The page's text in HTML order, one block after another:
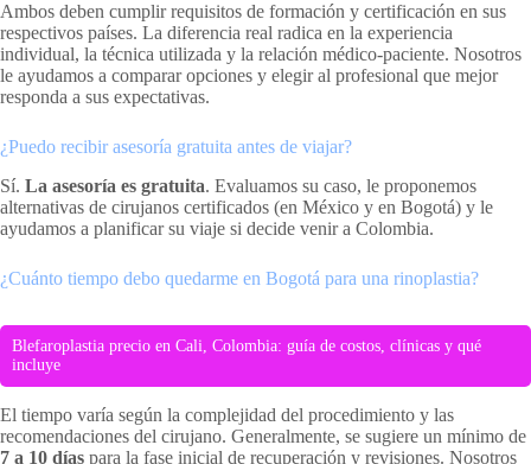
Ambos deben cumplir requisitos de formación y certificación en sus
respectivos países. La diferencia real radica en la experiencia
individual, la técnica utilizada y la relación médico-paciente. Nosotros
le ayudamos a comparar opciones y elegir al profesional que mejor
responda a sus expectativas.
¿Puedo recibir asesoría gratuita antes de viajar?
Sí. La asesoría es gratuita. Evaluamos su caso, le proponemos
alternativas de cirujanos certificados (en México y en Bogotá) y le
ayudamos a planificar su viaje si decide venir a Colombia.
¿Cuánto tiempo debo quedarme en Bogotá para una rinoplastia?
Blefaroplastia precio en Cali, Colombia: guía de costos, clínicas y qué
incluye
El tiempo varía según la complejidad del procedimiento y las
recomendaciones del cirujano. Generalmente, se sugiere un mínimo de
7 a 10 días para la fase inicial de recuperación y revisiones. Nosotros